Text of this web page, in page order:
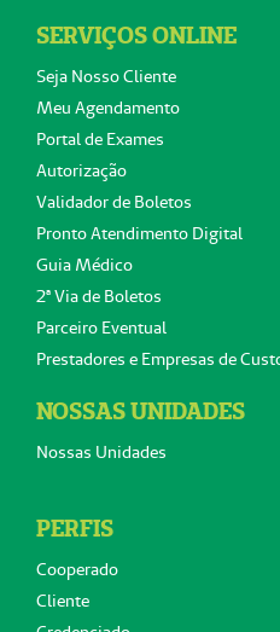
SERVIÇOS ONLINE
Seja Nosso Cliente
Meu Agendamento
Portal de Exames
Autorização
Validador de Boletos
Pronto Atendimento Digital
Guia Médico
2ª Via de Boletos
Parceiro Eventual
Prestadores e Empresas de
NOSSAS UNIDADES
Nossas Unidades
PERFIS
Cooperado
Cliente